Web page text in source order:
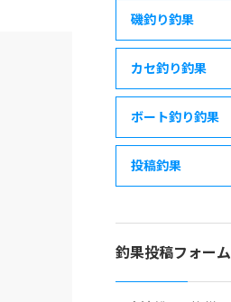
磯釣り釣果
カセ釣り釣果
ボート釣り釣果
投稿釣果
釣果投稿フォーム